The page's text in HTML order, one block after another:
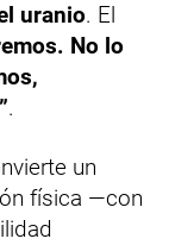
uranio. El
No lo
.
un
física —con